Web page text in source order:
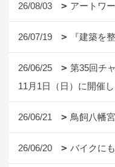
26/08/03 アートワ
26/07/19 『建築を
26/06/25
第35回チ
11月1日（日）に開催
26/06/21 鳥飼八幡宮
26/06/20 バイクに